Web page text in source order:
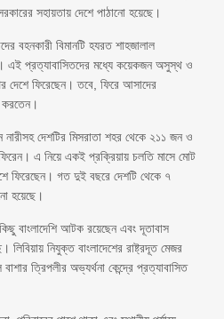
সহায়তায় দেশে পাঠানো হয়েছে।
বহনকারী বিমানটি হযরত শাহজালাল
এই প্রত্যাবাসিতদের মধ্যে কয়েকজন অসুস্থ ও
দেশে ফিরেছেন। তবে, ফিরে আসাদের
করতেন।
নারীসহ দেশটির মিসরাতা শহর থেকে ২১১ জন ও
এ নিয়ে একই প্রক্রিয়ায় চলতি মাসে মোট
ফিরেছেন। গত দুই বছরে দেশটি থেকে ৭
হয়েছে।
বাংলাদেশি আটক রয়েছেন এবং দূতাবাস
নিযুক্ত বাংলাদেশের রাষ্ট্রদূত মেজর
ত্রিপলীর অভ্যর্থনা কেন্দ্রে প্রত্যাবাসিত